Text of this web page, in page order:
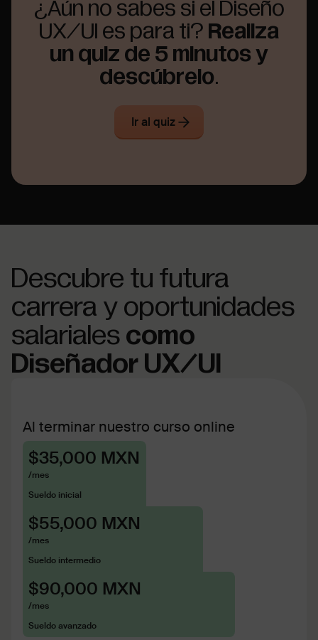
¿Aún no sabes si el Diseño
UX/UI es para ti? Realiza
un quiz de 5 minutos y
descúbrelo.
Ir al quiz
Descubre tu futura
carrera y oportunidades
salariales como
Diseñador UX/UI
Al terminar nuestro curso online
$35,000 MXN
/mes
Sueldo inicial
$55,000 MXN
/mes
Sueldo intermedio
$90,000 MXN
/mes
Sueldo avanzado